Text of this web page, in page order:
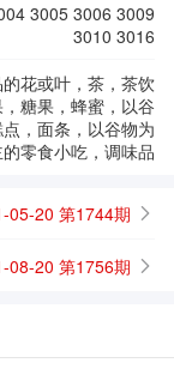
3005 3006 3009
3010 3016
花或叶，茶，茶饮
糖果，蜂蜜，以谷
，面条，以谷物为
的零食小吃，调味品
05-20 第1744期
08-20 第1756期